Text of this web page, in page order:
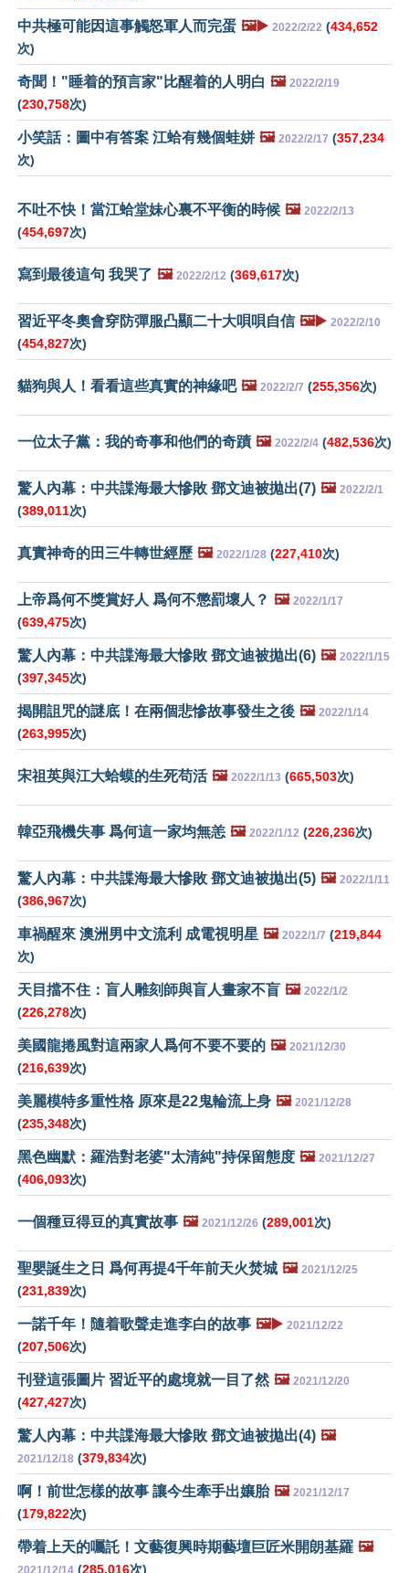
中共極可能因這事觸怒軍人而完蛋 🖼️▶️ 2022/2/22 (434,652
次)
奇聞！"睡着的預言家"比醒着的人明白 🖼️ 2022/2/19
(230,758次)
小笑話：圖中有答案 江蛤有幾個蛙姘 🖼️ 2022/2/17 (357,234
次)
不吐不快！當江蛤堂妹心裏不平衡的時候 🖼️ 2022/2/13
(454,697次)
寫到最後這句 我哭了 🖼️ 2022/2/12 (369,617次)
習近平冬奧會穿防彈服凸顯二十大唄唄自信 🖼️▶️ 2022/2/10
(454,827次)
貓狗與人！看看這些真實的神緣吧 🖼️ 2022/2/7 (255,356次)
一位太子黨：我的奇事和他們的奇蹟 🖼️ 2022/2/4 (482,536次)
驚人內幕：中共諜海最大慘敗 鄧文迪被拋出(7) 🖼️ 2022/2/1
(389,011次)
真實神奇的田三牛轉世經歷 🖼️ 2022/1/28 (227,410次)
上帝爲何不獎賞好人 爲何不懲罰壞人？ 🖼️ 2022/1/17
(639,475次)
驚人內幕：中共諜海最大慘敗 鄧文迪被拋出(6) 🖼️ 2022/1/15
(397,345次)
揭開詛咒的謎底！在兩個悲慘故事發生之後 🖼️ 2022/1/14
(263,995次)
宋祖英與江大蛤蟆的生死苟活 🖼️ 2022/1/13 (665,503次)
韓亞飛機失事 爲何這一家均無恙 🖼️ 2022/1/12 (226,236次)
驚人內幕：中共諜海最大慘敗 鄧文迪被拋出(5) 🖼️ 2022/1/11
(386,967次)
車禍醒來 澳洲男中文流利 成電視明星 🖼️ 2022/1/7 (219,844
次)
天目擋不住：盲人雕刻師與盲人畫家不盲 🖼️ 2022/1/2
(226,278次)
美國龍捲風對這兩家人爲何不要不要的 🖼️ 2021/12/30
(216,639次)
美麗模特多重性格 原來是22鬼輪流上身 🖼️ 2021/12/28
(235,348次)
黑色幽默：羅浩對老婆"太清純"持保留態度 🖼️ 2021/12/27
(406,093次)
一個種豆得豆的真實故事 🖼️ 2021/12/26 (289,001次)
聖嬰誕生之日 爲何再提4千年前天火焚城 🖼️ 2021/12/25
(231,839次)
一諾千年！隨着歌聲走進李白的故事 🖼️▶️ 2021/12/22
(207,506次)
刊登這張圖片 習近平的處境就一目了然 🖼️ 2021/12/20
(427,427次)
驚人內幕：中共諜海最大慘敗 鄧文迪被拋出(4) 🖼️
2021/12/18 (379,834次)
啊！前世怎樣的故事 讓今生牽手出孃胎 🖼️ 2021/12/17
(179,822次)
帶着上天的囑託！文藝復興時期藝壇巨匠米開朗基羅 🖼️
2021/12/14 (285,016次)